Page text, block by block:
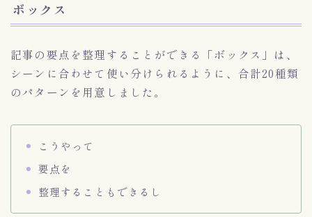
ボックス
記事の要点を整理することができる「ボックス」は、
シーンに合わせて使い分けられるように、合計20種類
のパターンを用意しました。
こうやって
要点を
整理することもできるし